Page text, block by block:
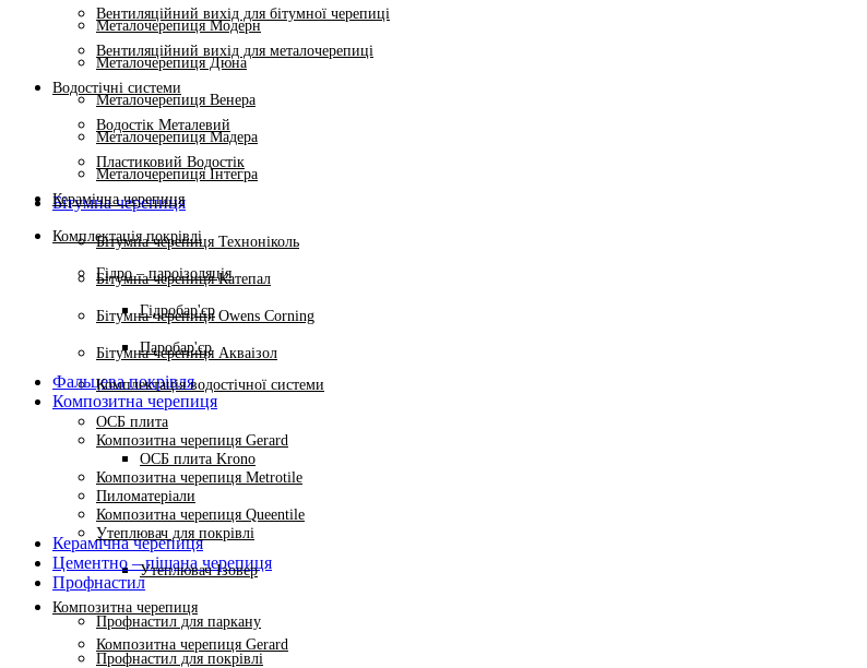
Вентиляційний вихід для бітумної черепиці
Вентиляційний вихід для металочерепиці
Водостічні системи
Водостік Металевий
Пластиковий Водостік
Керамічна черепиця
Комплектація покрівлі
Гідро – пароізоляція
Гідробар'єр
Паробар'єр
Комплектація водостічної системи
ОСБ плита
ОСБ плита Krono
Пиломатеріали
Утеплювач для покрівлі
Утеплювач Ізовер
Композитна черепиця
Композитна черепиця Gerard
Металочерепиця Модерн
Металочерепиця Дюна
Металочерепиця Венера
Металочерепиця Мадера
Металочерепиця Інтегра
Бітумна черепиця
Бітумна черепиця Техноніколь
Бітумна черепиця Катепал
Бітумна черепиця Owens Corning
Бітумна черепиця Акваізол
Фальцева покрівля
Композитна черепиця
Композитна черепиця Gerard
Композитна черепиця Metrotile
Композитна черепиця Queentile
Керамічна черепиця
Цементно – піщана черепиця
Профнастил
Профнастил для паркану
Профнастил для покрівлі